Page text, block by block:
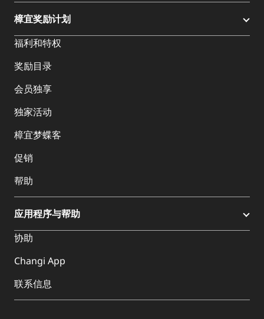
樟宜奖励计划
福利和特权
奖励目录
会员独享
独家活动
樟宜梦蝶客
促销
帮助
应用程序与帮助
协助
Changi App
联系信息